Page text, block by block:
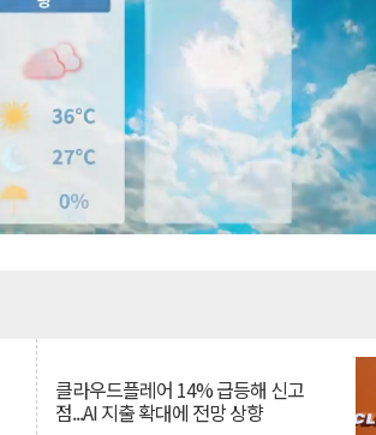
클라우드플레어 14% 급등해 신고
점...AI 지출 확대에 전망 상향